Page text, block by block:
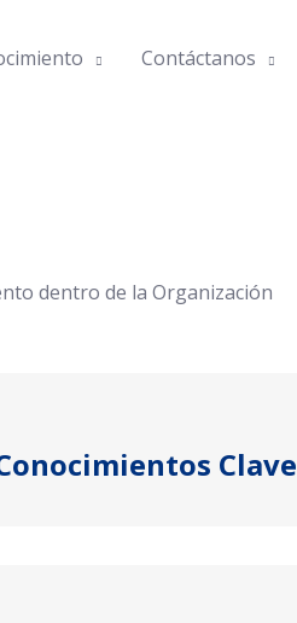
Contáctanos
dentro de la Organización
Clave